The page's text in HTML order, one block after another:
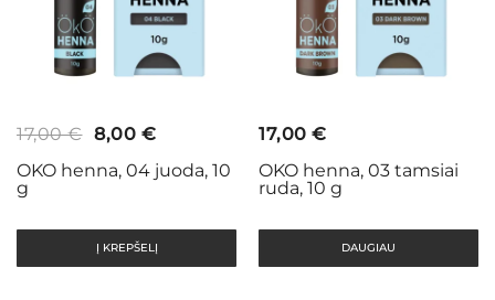
17,00€ Original
price
8,00 €Current
price
OKO henna, 04 juoda, 10
g
Į KREPŠELĮ
17,00 €
OKO henna, 03 tamsiai
ruda, 10 g
DAUGIAU